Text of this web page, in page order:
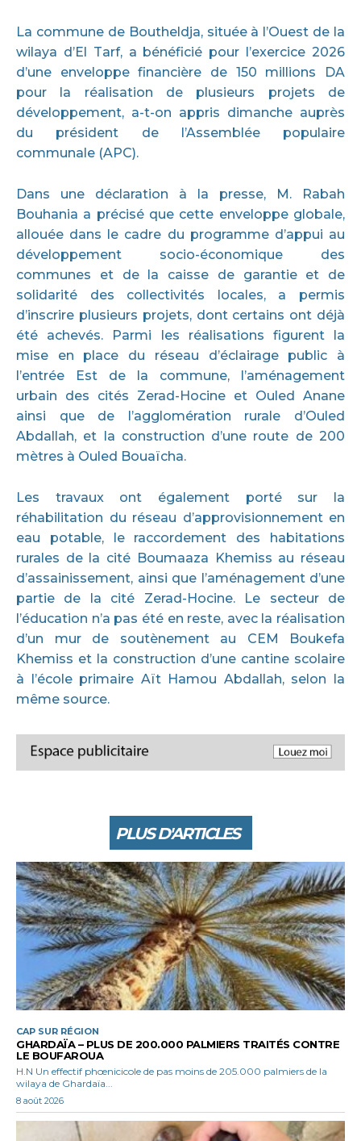
La commune de Boutheldja, située à l’Ouest de la
wilaya d’El Tarf, a bénéficié pour l’exercice 2026
d’une enveloppe financière de 150 millions DA
pour la réalisation de plusieurs projets de
développement, a-t-on appris dimanche auprès
du président de l’Assemblée populaire
communale (APC).
Dans une déclaration à la presse, M. Rabah
Bouhania a précisé que cette enveloppe globale,
allouée dans le cadre du programme d’appui au
développement socio-économique des
communes et de la caisse de garantie et de
solidarité des collectivités locales, a permis
d’inscrire plusieurs projets, dont certains ont déjà
été achevés. Parmi les réalisations figurent la
mise en place du réseau d’éclairage public à
l’entrée Est de la commune, l’aménagement
urbain des cités Zerad-Hocine et Ouled Anane
ainsi que de l’agglomération rurale d’Ouled
Abdallah, et la construction d’une route de 200
mètres à Ouled Bouaïcha.
Les travaux ont également porté sur la
réhabilitation du réseau d’approvisionnement en
eau potable, le raccordement des habitations
rurales de la cité Boumaaza Khemiss au réseau
d’assainissement, ainsi que l’aménagement d’une
partie de la cité Zerad-Hocine. Le secteur de
l’éducation n’a pas été en reste, avec la réalisation
d’un mur de soutènement au CEM Boukefa
Khemiss et la construction d’une cantine scolaire
à l’école primaire Aït Hamou Abdallah, selon la
même source.
PLUS D'ARTICLES
CAP SUR RÉGION
GHARDAÏA – PLUS DE 200.000 PALMIERS TRAITÉS CONTRE
LE BOUFAROUA
H.N Un effectif phœnicicole de pas moins de 205.000 palmiers de la
wilaya de Ghardaïa...
8 août 2026